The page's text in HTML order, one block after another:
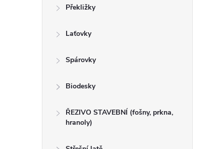
Překližky
Laťovky
Spárovky
Biodesky
ŘEZIVO STAVEBNÍ (fošny, prkna,
hranoly)